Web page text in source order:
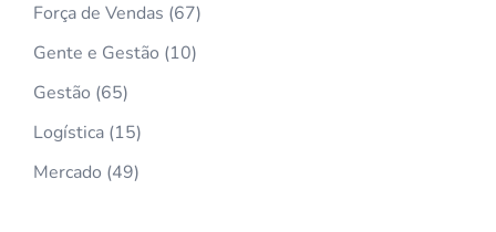
Força de Vendas (67)
Gente e Gestão (10)
Gestão (65)
Logística (15)
Mercado (49)